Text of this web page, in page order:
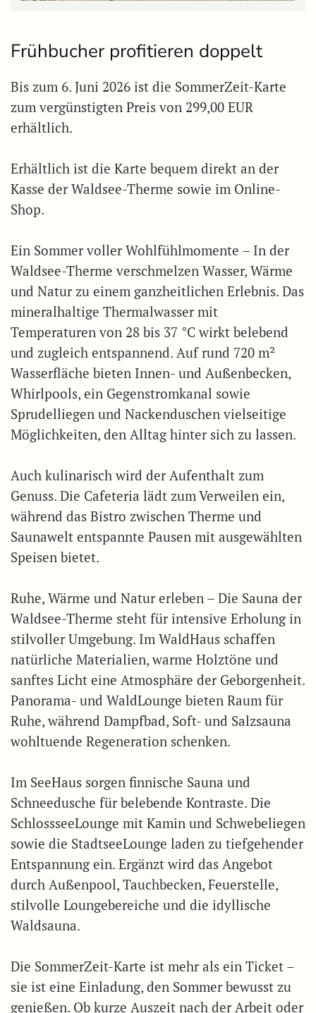
Frühbucher profitieren doppelt
Bis zum 6. Juni 2026 ist die SommerZeit-Karte
zum vergünstigten Preis von 299,00 EUR
erhältlich.
Erhältlich ist die Karte bequem direkt an der
Kasse der Waldsee-Therme sowie im Online-
Shop.
Ein Sommer voller Wohlfühlmomente – In der
Waldsee-Therme verschmelzen Wasser, Wärme
und Natur zu einem ganzheitlichen Erlebnis. Das
mineralhaltige Thermalwasser mit
Temperaturen von 28 bis 37 °C wirkt belebend
und zugleich entspannend. Auf rund 720 m²
Wasserfläche bieten Innen- und Außenbecken,
Whirlpools, ein Gegenstromkanal sowie
Sprudelliegen und Nackenduschen vielseitige
Möglichkeiten, den Alltag hinter sich zu lassen.
Auch kulinarisch wird der Aufenthalt zum
Genuss. Die Cafeteria lädt zum Verweilen ein,
während das Bistro zwischen Therme und
Saunawelt entspannte Pausen mit ausgewählten
Speisen bietet.
Ruhe, Wärme und Natur erleben – Die Sauna der
Waldsee-Therme steht für intensive Erholung in
stilvoller Umgebung. Im WaldHaus schaffen
natürliche Materialien, warme Holztöne und
sanftes Licht eine Atmosphäre der Geborgenheit.
Panorama- und WaldLounge bieten Raum für
Ruhe, während Dampfbad, Soft- und Salzsauna
wohltuende Regeneration schenken.
Im SeeHaus sorgen finnische Sauna und
Schneedusche für belebende Kontraste. Die
SchlossseeLounge mit Kamin und Schwebeliegen
sowie die StadtseeLounge laden zu tiefgehender
Entspannung ein. Ergänzt wird das Angebot
durch Außenpool, Tauchbecken, Feuerstelle,
stilvolle Loungebereiche und die idyllische
Waldsauna.
Die SommerZeit-Karte ist mehr als ein Ticket –
sie ist eine Einladung, den Sommer bewusst zu
genießen. Ob kurze Auszeit nach der Arbeit oder